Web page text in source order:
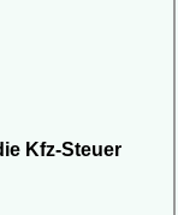
Kfz-Steuer